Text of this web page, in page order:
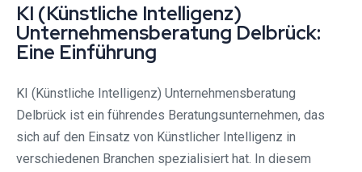
KI (Künstliche Intelligenz)
Unternehmensberatung Delbrück:
Eine Einführung
KI (Künstliche Intelligenz) Unternehmensberatung
Delbrück ist ein führendes Beratungsunternehmen, das
sich auf den Einsatz von Künstlicher Intelligenz in
verschiedenen Branchen spezialisiert hat. In diesem